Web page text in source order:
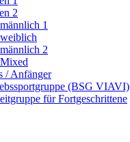
2
1
2
/ Anfänger
(BSG VIAVI)
für Fortgeschrittene